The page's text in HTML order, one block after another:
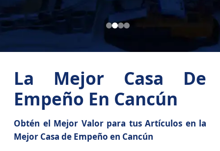
La Mejor Casa De
Empeño En Cancún
Obtén el Mejor Valor para tus Artículos en la
Mejor Casa de Empeño en Cancún